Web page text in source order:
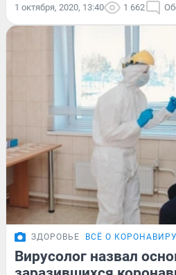
1 октября, 2020, 13:40 1 662
ЗДОРОВЬЕ ВСЁ О
Вирусолог назвал